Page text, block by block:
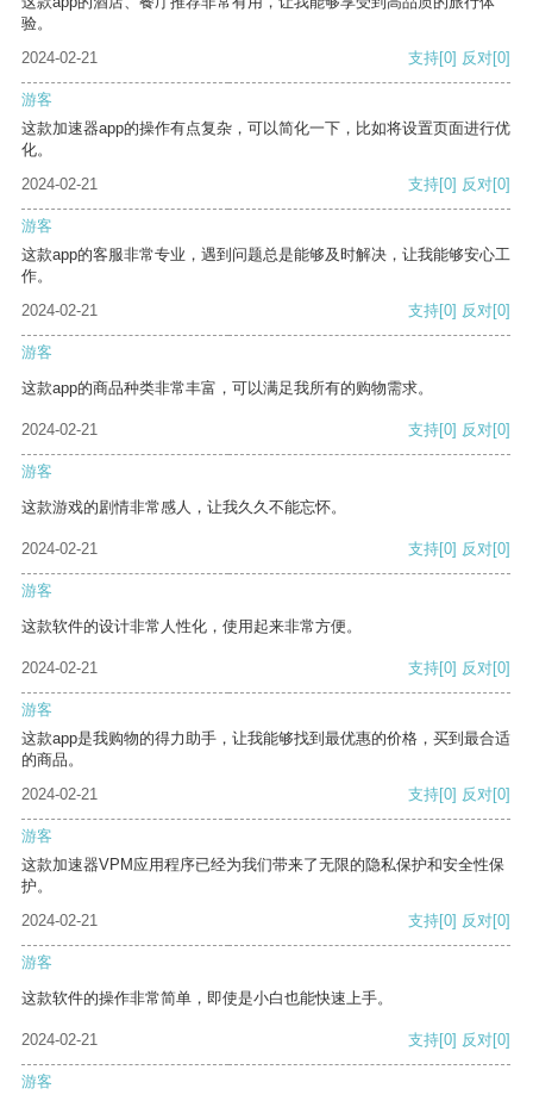
验。
2024-02-21
支持[0] 反对[0]
游客
这款加速器app的操作有点复杂，可以简化一下，比如将设置页面进行优
化。
2024-02-21
支持[0] 反对[0]
游客
这款app的客服非常专业，遇到问题总是能够及时解决，让我能够安心工
作。
2024-02-21
支持[0] 反对[0]
游客
这款app的商品种类非常丰富，可以满足我所有的购物需求。
2024-02-21 支持[0] 反对[0]
游客
这款游戏的剧情非常感人，让我久久不能忘怀。
2024-02-21 支持[0] 反对[0]
游客
这款软件的设计非常人性化，使用起来非常方便。
2024-02-21 支持[0] 反对[0]
游客
这款app是我购物的得力助手，让我能够找到最优惠的价格，买到最合适
的商品。
2024-02-21
支持[0] 反对[0]
游客
这款加速器VPM应用程序已经为我们带来了无限的隐私保护和安全性保
护。
2024-02-21
支持[0] 反对[0]
游客
这款软件的操作非常简单，即使是小白也能快速上手。
2024-02-21 支持[0] 反对[0]
游客